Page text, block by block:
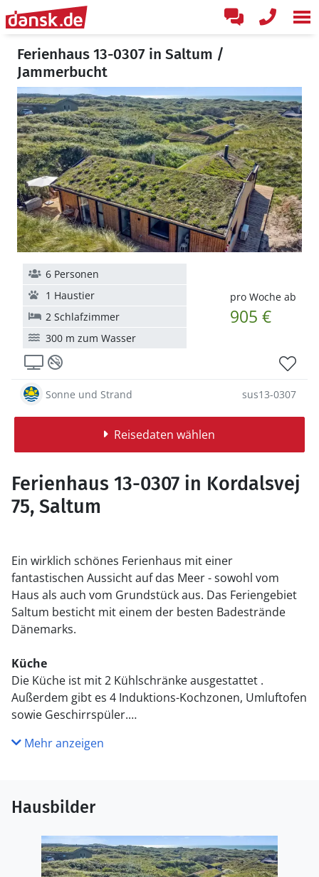
Ferienhaus 13-0307 in Saltum /
Jammerbucht
pro Woche ab
905 €
6 Personen
1 Haustier
2 Schlafzimmer
300 m zum Wasser
Sonne und Strand sus13-0307
Reisedaten wählen
Ferienhaus 13-0307 in Kordalsvej
75, Saltum
Ein wirklich schönes Ferienhaus mit einer
fantastischen Aussicht auf das Meer - sowohl vom
Haus als auch vom Grundstück aus. Das Feriengebiet
Saltum besticht mit einem der besten Badestrände
Dänemarks.
Küche
Die Küche ist mit 2 Kühlschränke ausgestattet .
Außerdem gibt es 4 Induktions-Kochzonen, Umluftofen
sowie Geschirrspüler.
WC und Bad
Draußen
Die Ferienunterkunft liegt auf einem 1670 m² großen
Naturgrundstück. Die Entfernung zum Meer beträgt
300 m. Die nächste Einkaufsmöglichkeit liegt 5500 m
Mehr anzeigen
Hausbilder